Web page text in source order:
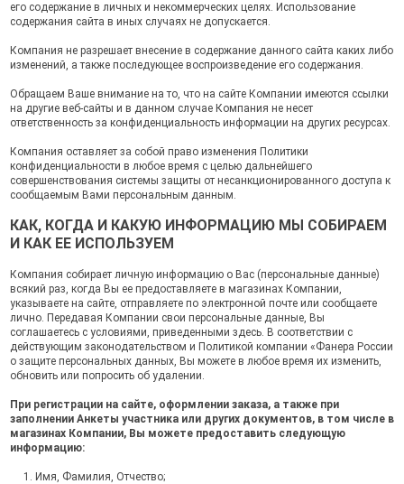
его содержание в личных и некоммерческих целях. Использование
содержания сайта в иных случаях не допускается.
Компания не разрешает внесение в содержание данного сайта каких либо
изменений, а также последующее воспроизведение его содержания.
Обращаем Ваше внимание на то, что на сайте Компании имеются ссылки
на другие веб-сайты и в данном случае Компания не несет
ответственность за конфиденциальность информации на других ресурсах.
Компания оставляет за собой право изменения Политики
конфиденциальности в любое время с целью дальнейшего
совершенствования системы защиты от несанкционированного доступа к
сообщаемым Вами персональным данным.
КАК, КОГДА И КАКУЮ ИНФОРМАЦИЮ МЫ СОБИРАЕМ
И КАК ЕЕ ИСПОЛЬЗУЕМ
Компания собирает личную информацию о Вас (персональные данные)
всякий раз, когда Вы ее предоставляете в магазинах Компании,
указываете на сайте, отправляете по электронной почте или сообщаете
лично. Передавая Компании свои персональные данные, Вы
соглашаетесь с условиями, приведенными здесь. В соответствии с
действующим законодательством и Политикой компании «Фанера России
о защите персональных данных, Вы можете в любое время их изменить,
обновить или попросить об удалении.
При регистрации на сайте, оформлении заказа, а также при
заполнении Анкеты участника или других документов, в том числе в
магазинах Компании, Вы можете предоставить следующую
информацию:
Имя, Фамилия, Отчество;